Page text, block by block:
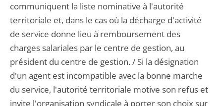
communiquent la liste nominative à l'autorité
territoriale et, dans le cas où la décharge d'activité
de service donne lieu à remboursement des
charges salariales par le centre de gestion, au
président du centre de gestion. / Si la désignation
d'un agent est incompatible avec la bonne marche
du service, l'autorité territoriale motive son refus et
invite l'organisation syndicale à porter son choix sur